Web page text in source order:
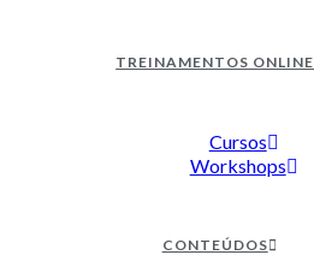
TREINAMENTOS ONLINE
Cursos
Workshops
CONTEÚDOS